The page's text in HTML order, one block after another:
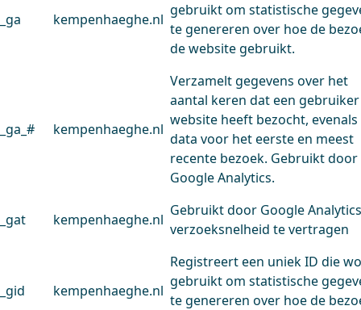
_ga kempenhaeghe.nl
gebruikt om statistische
te genereren over hoe de
de website gebruikt.
_ga_# kempenhaeghe.nl
Verzamelt gegevens over het
aantal keren dat een
website heeft bezocht, evenals
data voor het eerste en meest
recente bezoek. Gebruikt door
Google Analytics.
_gat kempenhaeghe.nl
Gebruikt door Google
verzoeksnelheid te vertragen
_gid kempenhaeghe.nl
Registreert een uniek ID die
gebruikt om statistische
te genereren over hoe de